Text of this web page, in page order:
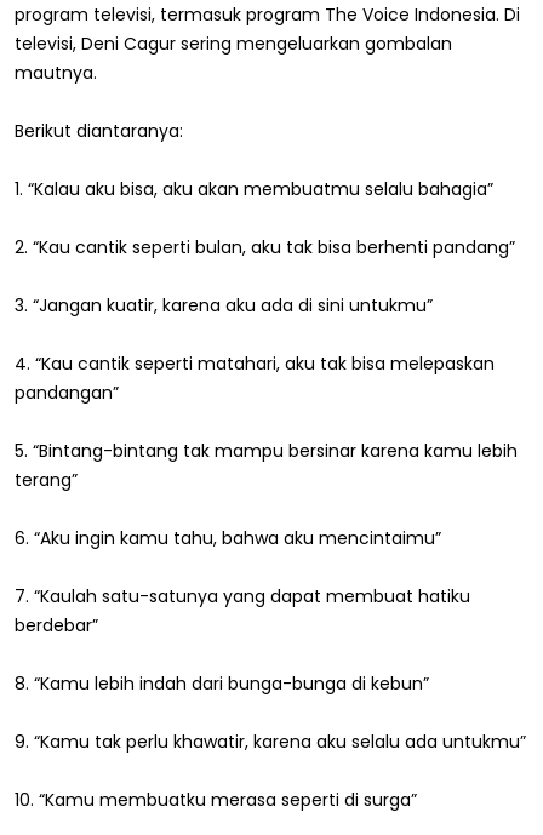
program televisi, termasuk program The Voice Indonesia. Di
televisi, Deni Cagur sering mengeluarkan gombalan
mautnya.
Berikut diantaranya:
1. “Kalau aku bisa, aku akan membuatmu selalu bahagia”
2. “Kau cantik seperti bulan, aku tak bisa berhenti pandang”
3. “Jangan kuatir, karena aku ada di sini untukmu”
4. “Kau cantik seperti matahari, aku tak bisa melepaskan
pandangan”
5. “Bintang-bintang tak mampu bersinar karena kamu lebih
terang”
6. “Aku ingin kamu tahu, bahwa aku mencintaimu”
7. “Kaulah satu-satunya yang dapat membuat hatiku
berdebar”
8. “Kamu lebih indah dari bunga-bunga di kebun”
9. “Kamu tak perlu khawatir, karena aku selalu ada untukmu”
10. “Kamu membuatku merasa seperti di surga”